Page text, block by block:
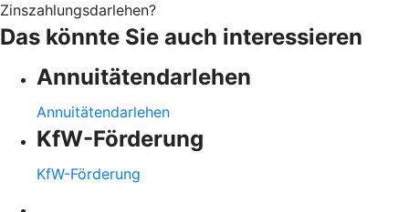
Zinszahlungsdarlehen?
Das könnte Sie auch interessieren
Annuitätendarlehen
Annuitätendarlehen
KfW-Förderung
KfW-Förderung